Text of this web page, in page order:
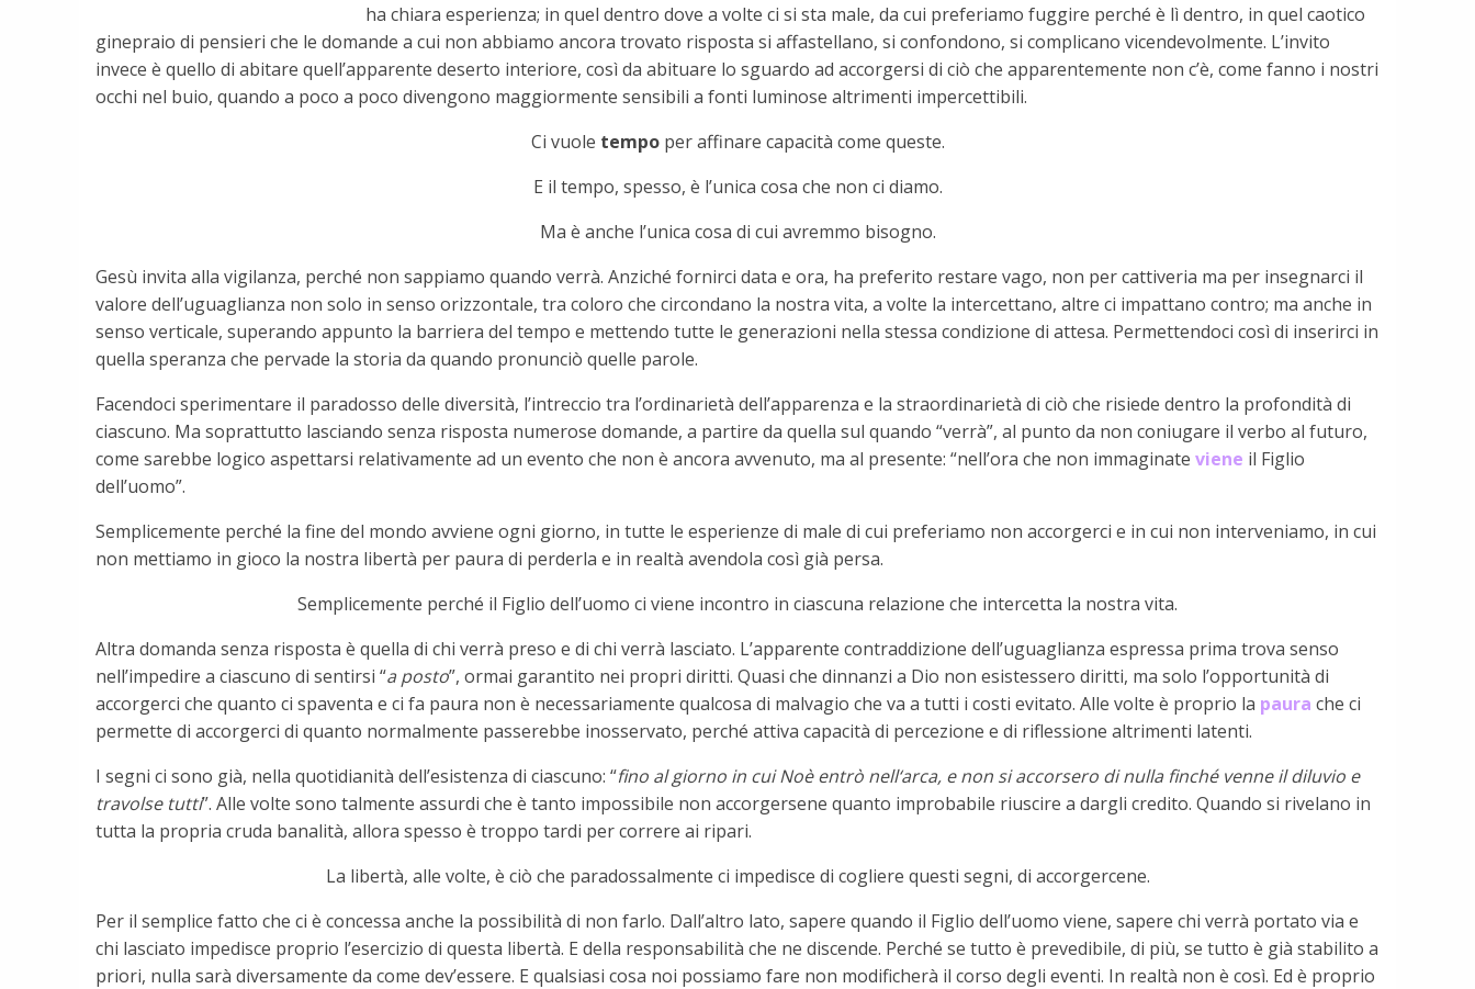
ha chiara esperienza; in quel dentro dove a volte ci si sta male, da cui preferiamo fuggire perché è lì dentro, in quel caotico
ginepraio di pensieri che le domande a cui non abbiamo ancora trovato risposta si affastellano, si confondono, si complicano vicendevolmente. L’invito
invece è quello di abitare quell’apparente deserto interiore, così da abituare lo sguardo ad accorgersi di ciò che apparentemente non c’è, come fanno i nostri
occhi nel buio, quando a poco a poco divengono maggiormente sensibili a fonti luminose altrimenti impercettibili.
Ci vuole tempoper affinare capacità come queste.
E il tempo, spesso, è l’unica cosa che non ci diamo.
Ma è anche l’unica cosa di cui avremmo bisogno.
Gesù invita alla vigilanza, perché non sappiamo quando verrà. Anziché fornirci data e ora, ha preferito restare vago, non per cattiveria ma per insegnarci il
valore dell’uguaglianza non solo in senso orizzontale, tra coloro che circondano la nostra vita, a volte la intercettano, altre ci impattano contro; ma anche in
senso verticale, superando appunto la barriera del tempo e mettendo tutte le generazioni nella stessa condizione di attesa. Permettendoci così di inserirci in
quella speranza che pervade la storia da quando pronunciò quelle parole.
Facendoci sperimentare il paradosso delle diversità, l’intreccio tra l’ordinarietà dell’apparenza e la straordinarietà di ciò che risiede dentro la profondità di
ciascuno. Ma soprattutto lasciando senza risposta numerose domande, a partire da quella sul quando “verrà”, al punto da non coniugare il verbo al futuro,
come sarebbe logico aspettarsi relativamente ad un evento che non è ancora avvenuto, ma al presente: “nell’ora che non immaginate viene il Figlio
dell’uomo”.
Semplicemente perché la fine del mondo avviene ogni giorno, in tutte le esperienze di male di cui preferiamo non accorgerci e in cui non interveniamo, in cui
non mettiamo in gioco la nostra libertà per paura di perderla e in realtà avendola così già persa.
Semplicemente perché il Figlio dell’uomo ci viene incontro in ciascuna relazione che intercetta la nostra vita.
Altra domanda senza risposta è quella di chi verrà preso e di chi verrà lasciato. L’apparente contraddizione dell’uguaglianza espressa prima trova senso
nell’impedire a ciascuno di sentirsi “a posto”, ormai garantito nei propri diritti. Quasi che dinnanzi a Dio non esistessero diritti, ma solo l’opportunità di
accorgerci che quanto ci spaventa e ci fa paura non è necessariamente qualcosa di malvagio che va a tutti i costi evitato. Alle volte è proprio la paura che ci
permette di accorgerci di quanto normalmente passerebbe inosservato, perché attiva capacità di percezione e di riflessione altrimenti latenti.
I segni ci sono già, nella quotidianità dell’esistenza di ciascuno: “fino al giorno in cui Noè entrò nell‘arca, e non si accorsero di nulla finché venne il diluvio e
travolse tutti”. Alle volte sono talmente assurdi che è tanto impossibile non accorgersene quanto improbabile riuscire a dargli credito. Quando si rivelano in
tutta la propria cruda banalità, allora spesso è troppo tardi per correre ai ripari.
La libertà, alle volte, è ciò che paradossalmente ci impedisce di cogliere questi segni, di accorgercene.
Per il semplice fatto che ci è concessa anche la possibilità di non farlo. Dall’altro lato, sapere quando il Figlio dell’uomo viene, sapere chi verrà portato via e
chi lasciato impedisce proprio l’esercizio di questa libertà. E della responsabilità che ne discende. Perché se tutto è prevedibile, di più, se tutto è già stabilito a
priori, nulla sarà diversamente da come dev’essere. E qualsiasi cosa noi possiamo fare non modificherà il corso degli eventi. In realtà non è così. Ed è proprio